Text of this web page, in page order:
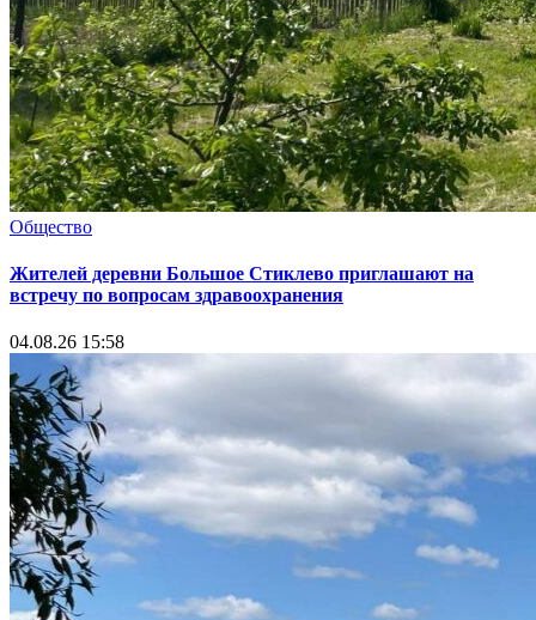
Общество
Жителей деревни Большое Стиклево приглашают на
встречу по вопросам здравоохранения
04.08.26 15:58